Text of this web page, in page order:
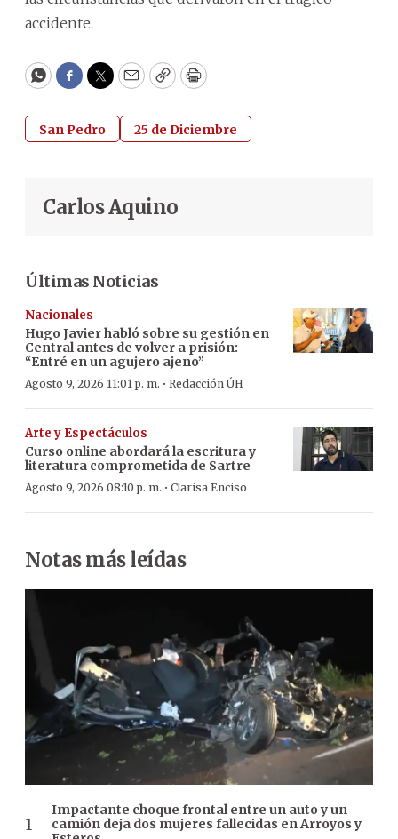
accidente.
WhatsApp
Facebook
Twitter
EmailCopyPrint
San Pedro 25 de Diciembre
Carlos Aquino
Últimas Noticias
Nacionales
Hugo Javier habló sobre su gestión en
Central antes de volver a prisión:
“Entré en un agujero ajeno”
Agosto 9, 2026 11:01 p. m. · Redacción ÚH
Arte y Espectáculos
Curso online abordará la escritura y
literatura comprometida de Sartre
Agosto 9, 2026 08:10 p. m. · Clarisa Enciso
Notas más leídas
Impactante choque frontal entre un auto y un
camión deja dos mujeres fallecidas en Arroyos y